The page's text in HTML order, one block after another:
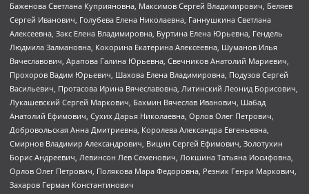
Баженова Светлана Куприяновна, Максимов Сергей Владимирович, Беляев
Сергей Иванович, Голубева Елена Николаевна, Ганнушкина Светлана
Алексеевна, Закс Елена Владимировна, Буртина Елена Юрьевна, Гендель
Людмила Залмановна, Кокорина Екатерина Алексеевна, Шуманов Илья
Вячеславович, Арапова Галина Юрьевна, Свечников Анатолий Мариевич,
Прохоров Вадим Юрьевич, Шахова Елена Владимировна, Подузов Сергей
Васильевич, Протасова Ирина Вячеславовна, Литинский Леонид Борисович,
Лукашевский Сергей Маркович, Бахмин Вячеслав Иванович, Шабад
Анатолий Ефимович, Сухих Дарья Николаевна, Орлов Олег Петрович,
Добровольская Анна Дмитриевна, Королева Александра Евгеньевна,
Смирнов Владимир Александрович, Вицин Сергей Ефимович, Золотухин
Борис Андреевич, Левинсон Лев Семенович, Локшина Татьяна Иосифовна,
Орлов Олег Петрович, Полякова Мара Федоровна, Резник Генри Маркович,
Захаров Герман Константинович